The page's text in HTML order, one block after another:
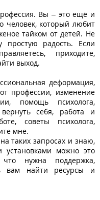
Вы – это ещё и
человек, который любит
тайком от детей. Не
простую радость. Если
приходите,
выход.
деформация,
профессии, изменение
помощь психолога,
себя, работа и
советы психолога,
мне.
таких запросах и знаю,
установками можно это
что нужна поддержка,
вам найти ресурсы и